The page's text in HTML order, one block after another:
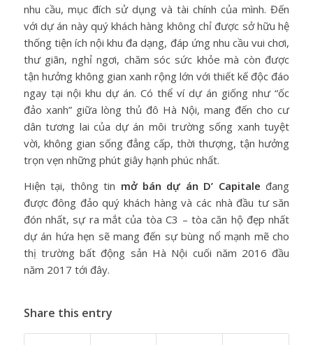
nhu cầu, mục đích sử dụng và tài chính của mình. Đến
với dự án này quý khách hàng không chỉ được sở hữu hệ
thống tiện ích nội khu đa dạng, đáp ứng nhu cầu vui chơi,
thư giãn, nghỉ ngơi, chăm sóc sức khỏe mà còn được
tận hưởng không gian xanh rộng lớn với thiết kế độc đáo
ngay tại nội khu dự án. Có thể ví dự án giống như “ốc
đảo xanh” giữa lòng thủ đô Hà Nội, mang đến cho cư
dân tương lai của dự án môi trường sống xanh tuyệt
vời, không gian sống đẳng cấp, thời thượng, tận hưởng
trọn vẹn những phút giây hạnh phúc nhất.
Hiện tại, thông tin mở bán dự án D’ Capitale đang
được đông đảo quý khách hàng và các nhà đầu tư săn
đón nhất, sự ra mắt của tòa C3 – tòa căn hộ đẹp nhất
dự án hứa hẹn sẽ mang đến sự bùng nổ mạnh mẽ cho
thị trường bất động sản Hà Nội cuối năm 2016 đầu
năm 2017 tới đây.
Share this entry